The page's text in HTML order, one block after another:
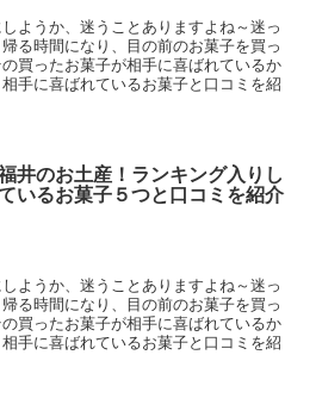
ようか、迷うことありますよね～迷っ
る時間になり、目の前のお菓子を買っ
買ったお菓子が相手に喜ばれているか
手に喜ばれているお菓子と口コミを紹
井のお土産！ランキング入りし
いるお菓子５つと口コミを紹介
ようか、迷うことありますよね～迷っ
る時間になり、目の前のお菓子を買っ
買ったお菓子が相手に喜ばれているか
手に喜ばれているお菓子と口コミを紹